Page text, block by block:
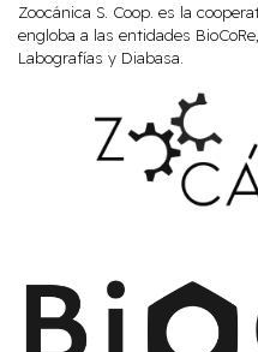
Zoocánica S. Coop. es la
engloba a las entidades
Labografías y Diabasa.